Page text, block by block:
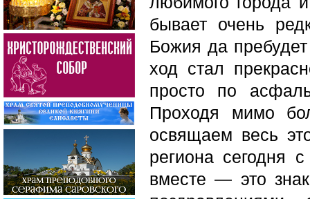
бывает очень
Божия да
ход стал
просто по
Проходя мимо
освящаем весь
региона сегодня
вместе — это